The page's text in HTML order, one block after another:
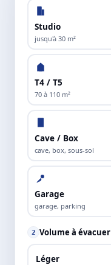
Studio
jusqu'à 30 m²
T4 / T5
70 à 110 m²
Cave / Box
cave, box, sous-sol
Garage
garage, parking
2 Volume à évacuer
Léger